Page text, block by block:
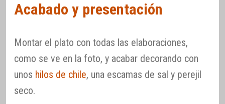
Acabado y presentación
Montar el plato con todas las elaboraciones,
como se ve en la foto, y acabar decorando con
unos hilos de chile, una escamas de sal y perejil
seco.